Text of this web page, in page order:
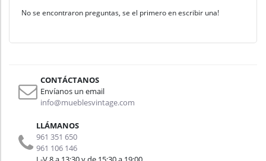
No se encontraron preguntas, se el primero en escribir una!
CONTÁCTANOS
Envíanos un email
info@mueblesvintage.com
LLÁMANOS
961 351 650
961 106 146